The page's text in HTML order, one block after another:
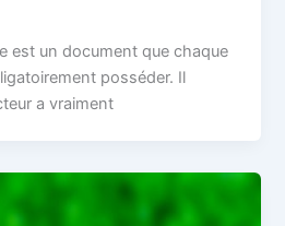
est un document que chaque
posséder. Il
a vraiment